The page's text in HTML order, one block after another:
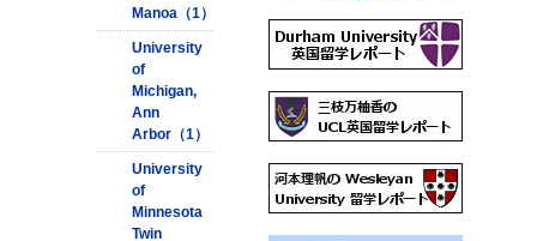
Manoa（1）
University
of
Michigan,
Ann
Arbor（1）
University
of
Minnesota
Twin